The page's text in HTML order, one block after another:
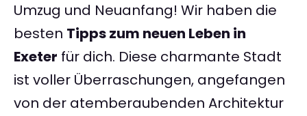
Umzug und Neuanfang! Wir haben die
besten Tipps zum neuen Leben in
Exeter für dich. Diese charmante Stadt
ist voller Überraschungen, angefangen
von der atemberaubenden Architektur